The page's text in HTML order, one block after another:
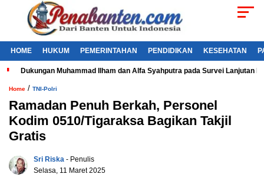
HOME HUKUM PEMERINTAHAN PENDIDIKAN KESEHATAN
Dukungan Muhammad Ilham dan Alfa Syahputra pada Survei Lanjutan
Home / TNI-Polri
Ramadan Penuh Berkah, Personel
Kodim 0510/Tigaraksa Bagikan Takjil
Gratis
Sri Riska - Penulis
Selasa, 11 Maret 2025